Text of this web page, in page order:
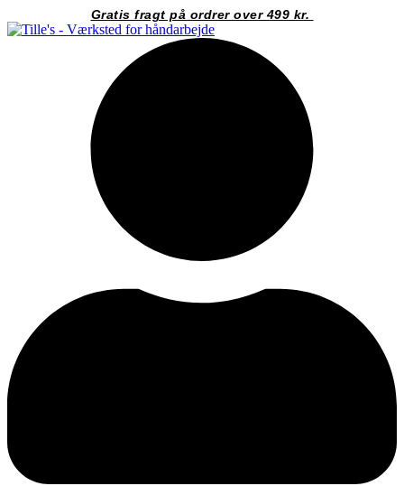
til
Gratis fragt på ordrer over 499 kr.